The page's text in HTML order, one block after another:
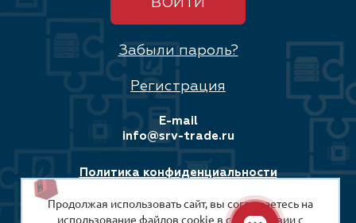
ВОЙТИ
Забыли пароль?
Регистрация
E-mail
info@srv-trade.ru
Политика конфиденциальности
Соглашение на обработку персональных данных
Продолжая использовать сайт, вы соглашаетесь на
использование файлов cookie в соответствии с